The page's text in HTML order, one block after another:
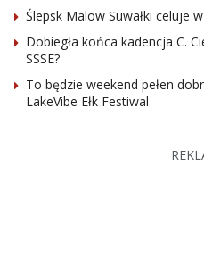
Ślepsk Malow Suwałki celuje
Dobiegła końca kadencja C.
SSSE?
To będzie weekend pełen
LakeVibe Ełk Festiwal